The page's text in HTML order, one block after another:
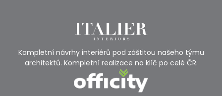
Kompletní návrhy interiérů pod záštitou našeho týmu
architektů. Kompletní realizace na klíč po celé ČR.